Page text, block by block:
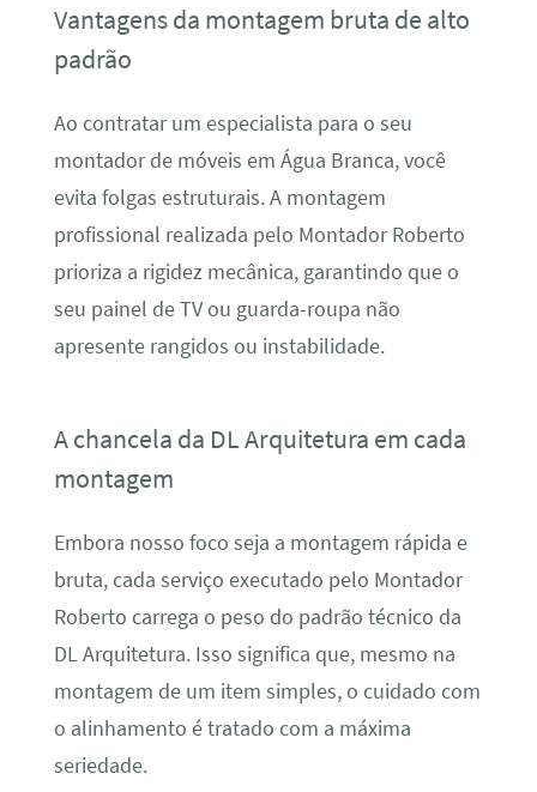
Vantagens da montagem bruta de alto
padrão
Ao contratar um especialista para o seu
montador de móveis em Água Branca, você
evita folgas estruturais. A montagem
profissional realizada pelo Montador Roberto
prioriza a rigidez mecânica, garantindo que o
seu painel de TV ou guarda-roupa não
apresente rangidos ou instabilidade.
A chancela da DL Arquitetura em cada
montagem
Embora nosso foco seja a montagem rápida e
bruta, cada serviço executado pelo Montador
Roberto carrega o peso do padrão técnico da
DL Arquitetura. Isso significa que, mesmo na
montagem de um item simples, o cuidado com
o alinhamento é tratado com a máxima
seriedade.